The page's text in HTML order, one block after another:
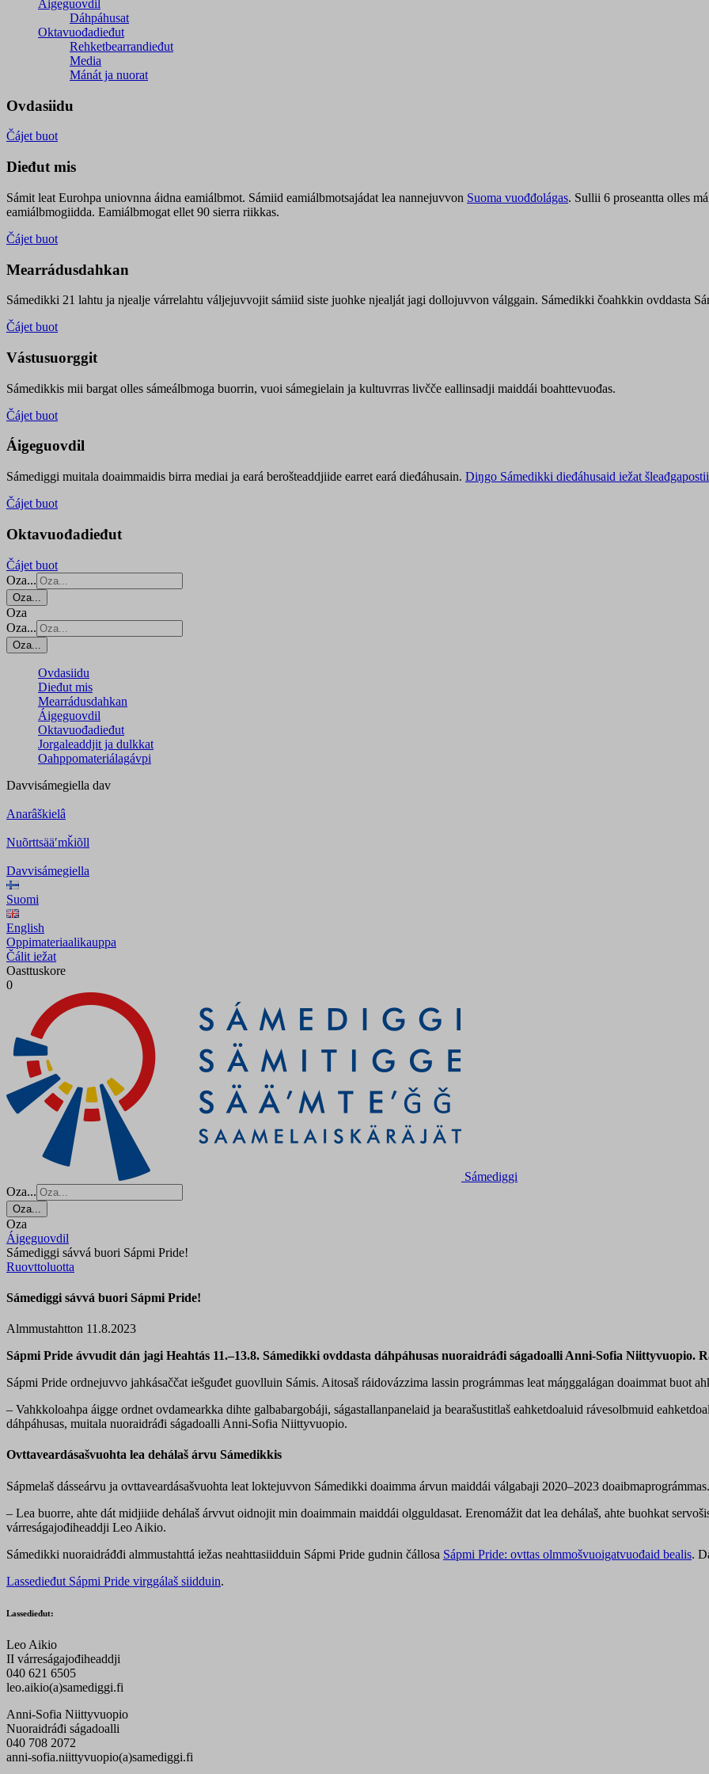
Áigeguovdil
Dáhpáhusat
Oktavuođadieđut
Rehketbearrandieđut
Media
Mánát ja nuorat
Ovdasiidu
Čájet buot
Dieđut mis
Sámit leat Eurohpa uniovnna áidna eamiálbmot. Sámiid eamiálbmotsajádat lea nannejuvvon Suoma vuođđolágas. Sullii 6 proseantta olles
eamiálbmogiidda. Eamiálbmogat ellet 90 sierra riikkas.
Čájet buot
Mearrádusdahkan
Sámedikki 21 lahtu ja njealje várrelahtu váljejuvvojit sámiid siste juohke njealját jagi dollojuvvon válggain. Sámedikki čoahkkin ovddasta
Čájet buot
Vástusuorggit
Sámedikkis mii bargat olles sámeálbmoga buorrin, vuoi sámegielain ja kultuvrras livčče eallinsadji maiddái boahttevuođas.
Čájet buot
Áigeguovdil
Sámediggi muitala doaimmaidis birra mediai ja eará berošteaddjiide earret eará dieđáhusain. Diŋgo Sámedikki dieđáhusaid iežat šleađgapostii
Čájet buot
Oktavuođadieđut
Čájet buot
Oza...
Oza...
Oza
Oza...
Oza...
Ovdasiidu
Dieđut mis
Mearrádusdahkan
Áigeguovdil
Oktavuođadieđut
Jorgaleaddjit ja dulkkat
Oahppomateriálagávpi
Davvisámegiella dav
Anarâškielâ
Nuõrttsääʹmǩiõll
Davvisámegiella
Suomi
English
Oppimateriaalikauppa
Čálit iežat
Oasttuskore
0
Sámediggi
Oza...
Oza...
Oza
Áigeguovdil
Sámediggi sávvá buori Sápmi Pride!
Ruovttoluotta
Sámediggi sávvá buori Sápmi Pride!
Almmustahtton 11.8.2023
Sápmi Pride ávvudit dán jagi Heahtás 11.–13.8. Sámedikki ovddasta dáhpáhusas nuoraidráđi ságadoalli Anni-Sofia Niittyvuopio.
Sápmi Pride ordnejuvvo jahkásaččat iešguđet guovlluin Sámis. Aitosaš ráidovázzima lassin prográmmas leat máŋggalágan doaimmat buot
– Vahkkoloahpa áigge ordnet ovdamearkka dihte galbabargobáji, ságastallanpanelaid ja bearašustitlaš eahketdoaluid rávesolbmuid
dáhpáhusas, muitala nuoraidráđi ságadoalli Anni-Sofia Niittyvuopio.
Ovttaveardásašvuohta lea dehálaš árvu Sámedikkis
Sápmelaš dásseárvu ja ovttaveardásašvuohta leat loktejuvvon Sámedikki doaimma árvun maiddái válgabaji 2020–2023 doaibmaprográmmas.
– Lea buorre, ahte dát midjiide dehálaš árvvut oidnojit min doaimmain maiddái olgguldasat. Erenomážit dat lea dehálaš, ahte buohkat
várreságajođiheaddji Leo Aikio.
Sámedikki nuoraidráđđi almmustahttá iežas neahttasiidduin Sápmi Pride gudnin čállosa Sápmi Pride: ovttas olmmošvuoigatvuođaid bealis.
Lassedieđut Sápmi Pride virggálaš siidduin.
Lassedieđut:
Leo Aikio
II várreságajođiheaddji
040 621 6505
leo.aikio(a)samediggi.fi
Anni-Sofia Niittyvuopio
Nuoraidráđi ságadoalli
040 708 2072
anni-sofia.niittyvuopio(a)samediggi.fi